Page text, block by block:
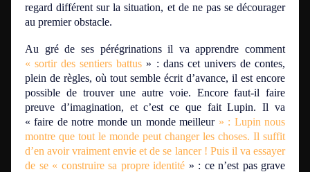
regard différent sur la situation, et de ne pas se décourager
au premier obstacle.
Au gré de ses pérégrinations il va apprendre comment
« sortir des sentiers battus » : dans cet univers de contes,
plein de règles, où tout semble écrit d’avance, il est encore
possible de trouver une autre voie. Encore faut-il faire
preuve d’imagination, et c’est ce que fait Lupin. Il va
« faire de notre monde un monde meilleur» : Lupin nous
montre que tout le monde peut changer les choses. Il suffit
d’en avoir vraiment envie et de se lancer ! Puis il va essayer
de se « construire sa propre identité » : ce n’est pas grave